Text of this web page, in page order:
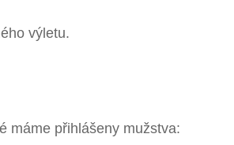
výletu.
máme přihlášeny mužstva: